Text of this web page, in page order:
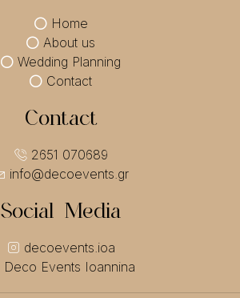
Home
About us
Wedding Planning
Contact
Contact
2651 070689
info@decoevents.gr
Social Media
decoevents.ioa
Deco Events Ioannina